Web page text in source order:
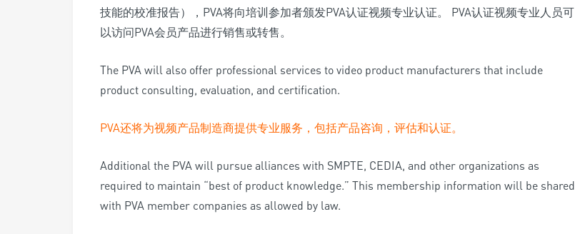
技能的校准报告），PVA将向培训参加者颁发PVA认证视频专业认证。 PVA认证视频专业人员可
以访问PVA会员产品进行销售或转售。
The PVA will also offer professional services to video product manufacturers that include
product consulting, evaluation, and certification.
PVA还将为视频产品制造商提供专业服务，包括产品咨询，评估和认证。
Additional the PVA will pursue alliances with SMPTE, CEDIA, and other organizations as
required to maintain “best of product knowledge.” This membership information will be shared
with PVA member companies as allowed by law.